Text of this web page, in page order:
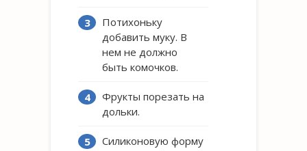
Потихоньку
добавить муку. В
нем не должно
быть комочков.
Фрукты порезать на
дольки.
Силиконовую форму